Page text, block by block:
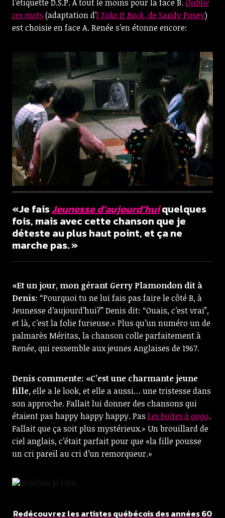
l’étiquette D.S.P. À tout le moins pour la face B.Oublie
ces mots(adaptation d’I Take It Back, de Sandy Posey)
est choisie en face A. Renée s’en étonne encore:
«Je faisJeunesse d’aujourd’huiquelques
fois, mais avec cette chanson que je
déteste au plus haut point, et ça ne
marche pas. »
«Et un jour, mon gérant Gerry Plamondon dit à
Denis: “Pourquoi tu ne lui fais pas faire le côté B, à
Jeunesse d’aujourd’hui?” Denis dit: “Ouais, c’est vrai”,
et là, c’est la folie furieuse.» Plus qu’un numéro un de
palmarès Méritas, la chanson colle parfaitement à
Renée, qui ressemble aux jeunes Anglaises de 1967.
Denis commente: «C’est une charmante jeune
fille,elle a le look, et elle a aussi… une tristesse dans
son approche. Fallait lui donner des chansons qui
étaient pas happy happy happy. Pas Les boites à gogo.
Fallait que ça soit plus mystérieux.» Un brouillard de
ciel anglais, c’était parfait pour que «la fille pousse
un cri pareil au cri d’un remorqueur.»
Redécouvrez les artistes québécois des années 60